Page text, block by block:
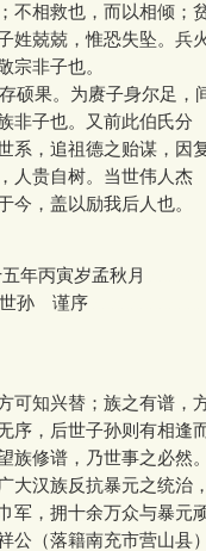
不相救也，而以相倾；
姓兢兢，惟恐失坠。兵
宗非子也。
硕果。为赓子身尔足，
非子也。又前此伯氏分
系，追祖德之贻谋，因
人贵自树。当世伟人杰
今，盖以励我后人也。
年丙寅岁孟秋月
世孙 谨序
知兴替；族之有谱，
序，后世子孙则有相逢
修谱，乃世事之必然。
汉族反抗暴元之统治，
军，拥十余万众与暴元
（落籍南充市营山县）